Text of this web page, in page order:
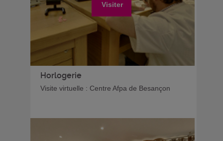
Visiter
Horlogerie
Visite virtuelle : Centre Afpa de Besançon